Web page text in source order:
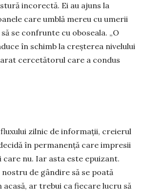
incorectă. Ei au ajuns la
care umblă mereu cu umerii
se confrunte cu oboseala. „O
în schimb la creșterea nivelului
cercetătorul care a condus
zilnic de informații, creierul
în permanență care impresii
nu. Iar asta este epuizant.
de gândire să se poată
ar trebui ca fiecare lucru să